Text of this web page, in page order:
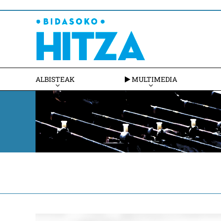
ALBISTEAK MULTIMEDIA